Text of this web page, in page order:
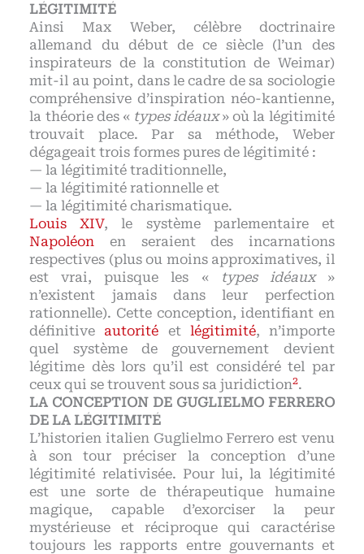
LÉGITIMITÉ
Ainsi Max Weber, célèbre doctrinaire
allemand du début de ce siècle (l’un des
inspirateurs de la constitution de Weimar)
mit-il au point, dans le cadre de sa sociologie
compréhensive d’inspiration néo-kantienne,
la théorie des « types idéaux» où la légitimité
trouvait place. Par sa méthode, Weber
dégageait trois formes pures de légitimité :
— la légitimité traditionnelle,
— la légitimité rationnelle et
— la légitimité charismatique.
Louis XIV, le système parlementaire et
Napoléon en seraient des incarnations
respectives (plus ou moins approximatives, il
est vrai, puisque les «
types idéaux»
n’existent jamais dans leur perfection
rationnelle). Cette conception, identifiant en
définitive autorité et légitimité, n’importe
quel système de gouvernement devient
légitime dès lors qu’il est considéré tel par
ceux qui se trouvent sous sa juridiction2.
LA CONCEPTION DE GUGLIELMO FERRERO
DE LA LÉGITIMITÉ
L’historien italien Guglielmo Ferrero est venu
à son tour préciser la conception d’une
légitimité relativisée. Pour lui, la légitimité
est une sorte de thérapeutique humaine
magique, capable d’exorciser la peur
mystérieuse et réciproque qui caractérise
toujours les rapports entre gouvernants et